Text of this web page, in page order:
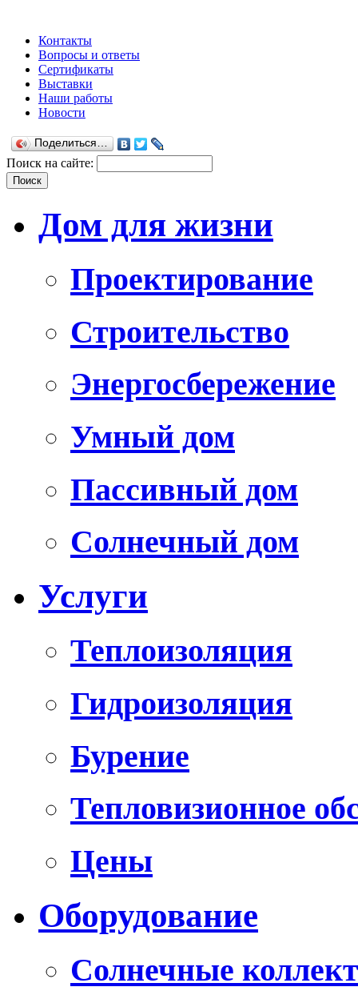
Контакты
Вопросы и ответы
Сертификаты
Выставки
Наши работы
Новости
Поделиться…
Поиск на сайте:
Дом для жизни
Проектирование
Строительство
Энергосбережение
Умный дом
Пассивный дом
Солнечный дом
Услуги
Теплоизоляция
Гидроизоляция
Бурение
Тепловизионное
Цены
Оборудование
Солнечные